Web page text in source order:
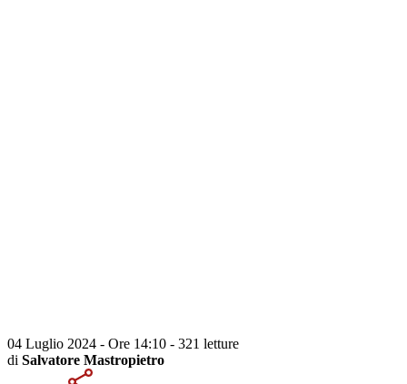
04 Luglio 2024 - Ore 14:10 - 321 letture
di Salvatore Mastropietro